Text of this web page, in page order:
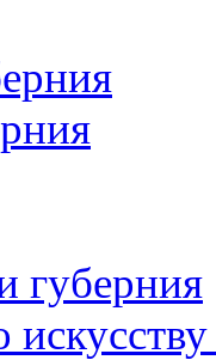
губерния